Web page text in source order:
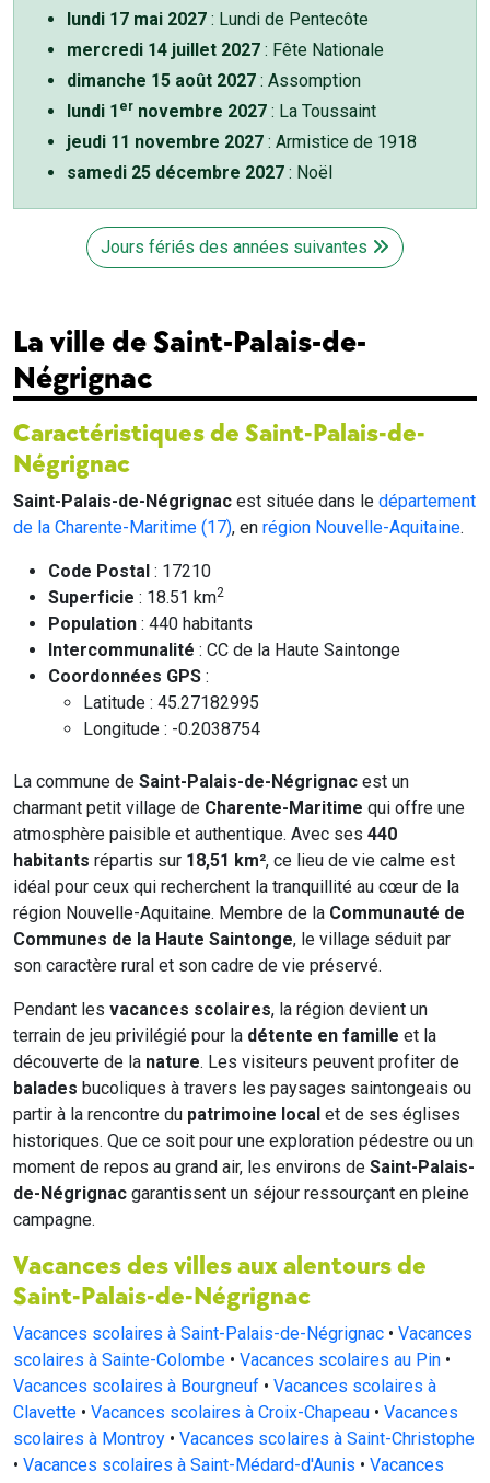
lundi 17 mai 2027 : Lundi de Pentecôte
mercredi 14 juillet 2027 : Fête Nationale
dimanche 15 août 2027 : Assomption
lundi 1 er novembre 2027 : La Toussaint
jeudi 11 novembre 2027 : Armistice de 1918
samedi 25 décembre 2027 : Noël
Jours fériés des années suivantes
La ville de Saint-Palais-de-
Négrignac
Caractéristiques de Saint-Palais-de-
Négrignac
Saint-Palais-de-Négrignac est située dans le département
de la Charente-Maritime (17), en région Nouvelle-Aquitaine.
Code Postal : 17210
Superficie : 18.51 km2
Population : 440 habitants
Intercommunalité : CC de la Haute Saintonge
Coordonnées GPS :
Latitude : 45.27182995
Longitude : -0.2038754
La commune de Saint-Palais-de-Négrignac est un
charmant petit village de Charente-Maritime qui offre une
atmosphère paisible et authentique. Avec ses 440
habitants répartis sur 18,51 km², ce lieu de vie calme est
idéal pour ceux qui recherchent la tranquillité au cœur de la
région Nouvelle-Aquitaine. Membre de la Communauté de
Communes de la Haute Saintonge, le village séduit par
son caractère rural et son cadre de vie préservé.
Pendant les vacances scolaires, la région devient un
terrain de jeu privilégié pour la détente en famille et la
découverte de la nature. Les visiteurs peuvent profiter de
balades bucoliques à travers les paysages saintongeais ou
partir à la rencontre du patrimoine local et de ses églises
historiques. Que ce soit pour une exploration pédestre ou un
moment de repos au grand air, les environs de Saint-Palais-
de-Négrignac garantissent un séjour ressourçant en pleine
campagne.
Vacances des villes aux alentours de
Saint-Palais-de-Négrignac
Vacances scolaires à Saint-Palais-de-Négrignac • Vacances
scolaires à Sainte-Colombe • Vacances scolaires au Pin •
Vacances scolaires à Bourgneuf • Vacances scolaires à
Clavette • Vacances scolaires à Croix-Chapeau • Vacances
scolaires à Montroy • Vacances scolaires à Saint-Christophe
• Vacances scolaires à Saint-Médard-d'Aunis • Vacances